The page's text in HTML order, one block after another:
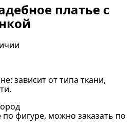
платье с
зависит от типа ткани,
фигуре, можно заказать по